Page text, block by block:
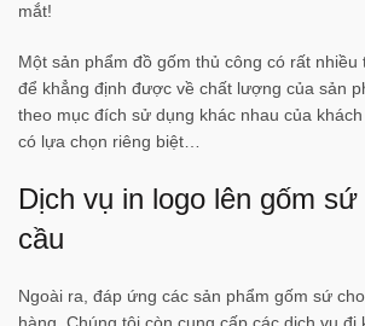
mắt!
Một sản phẩm đồ gốm thủ công có rất nhiều
để khẳng định được về chất lượng của sản
theo mục đích sử dụng khác nhau của
có lựa chọn riêng biệt…
Dịch vụ in logo lên gốm
cầu
Ngoài ra, đáp ứng các sản phẩm gốm sứ